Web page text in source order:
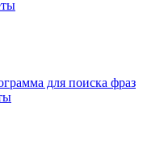
для поиска фраз